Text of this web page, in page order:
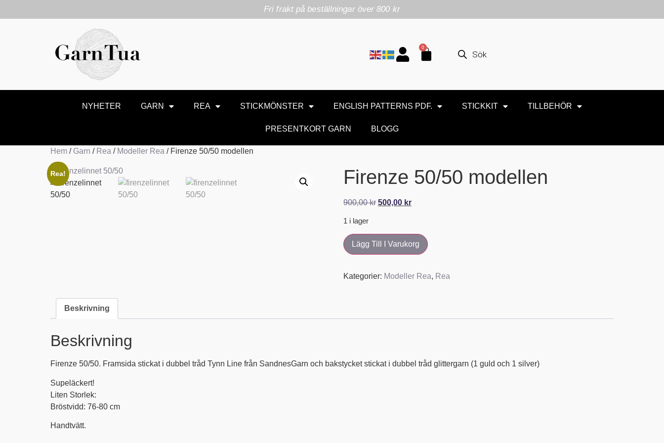
Fri frakt på beställningar över 800 kr
0
NYHETER GARN REA STICKMÖNSTER ENGLISH PATTERNS PDF. STICKKIT TILLBEHÖR
PRESENTKORT GARN BLOGG
Hem / Garn / Rea / Modeller Rea / Firenze 50/50 modellen
Rea! Firenze 50/50 modellen
900,00kr 500,00 kr
1 i lager
Lägg Till I Varukorg
Kategorier: Modeller Rea, Rea
Beskrivning
Beskrivning
Firenze 50/50. Framsida stickat i dubbel tråd Tynn Line från SandnesGarn och bakstycket stickat i dubbel tråd glittergarn (1 guld och 1 silver)
Supeläckert!
Liten Storlek:
Bröstvidd: 76-80 cm
Handtvätt.